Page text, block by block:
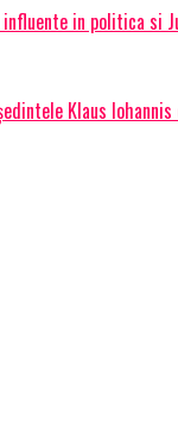
in politica
Klaus